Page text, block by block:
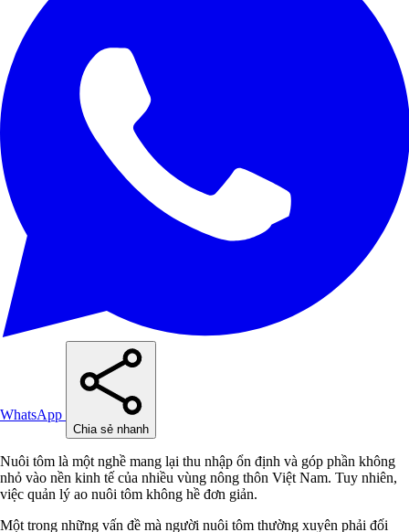
WhatsApp
Chia sẻ nhanh
Nuôi tôm là một nghề mang lại thu nhập ổn định và góp phần không
nhỏ vào nền kinh tế của nhiều vùng nông thôn Việt Nam. Tuy nhiên,
việc quản lý ao nuôi tôm không hề đơn giản.
Một trong những vấn đề mà người nuôi tôm thường xuyên phải đối